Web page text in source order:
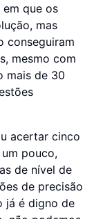
que os
mas
conseguiram
mesmo com
mais de 30
acertar cinco
pouco,
de nível de
de precisão
já é digno de